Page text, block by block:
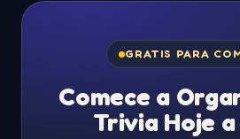
GRATIS PARA
Comece a
Trivia Hoje